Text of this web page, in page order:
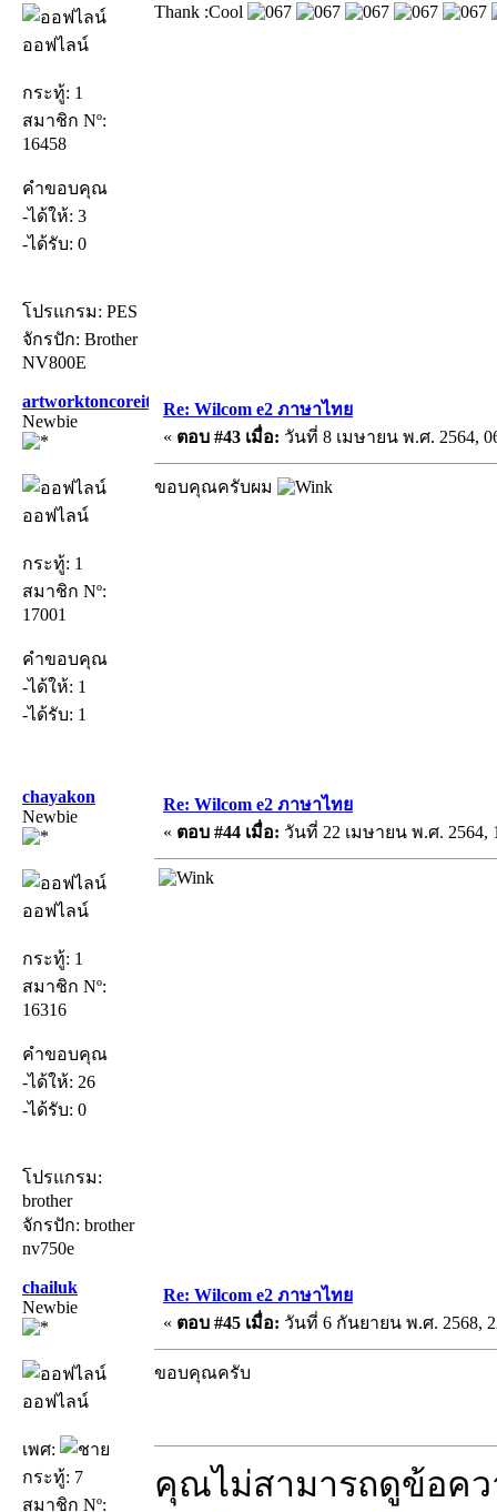
ออฟไลน์
กระทู้: 1
สมาชิก Nº:
16458
คำขอบคุณ
-ได้ให้: 3
-ได้รับ: 0
โปรแกรม: PES
จักรปัก: Brother
NV800E
Thank :Cool
artworktoncoreit
Newbie
ออฟไลน์
กระทู้: 1
สมาชิก Nº:
17001
คำขอบคุณ
-ได้ให้: 1
-ได้รับ: 1
Re: Wilcom e2 ภาษาไทย
« ตอบ #43 เมื่อ: วันที่ 8 เมษายน พ.ศ. 2564,
ขอบคุณครับผม
chayakon
Newbie
ออฟไลน์
กระทู้: 1
สมาชิก Nº:
16316
คำขอบคุณ
-ได้ให้: 26
-ได้รับ: 0
โปรแกรม:
brother
จักรปัก: brother
nv750e
Re: Wilcom e2 ภาษาไทย
« ตอบ #44 เมื่อ: วันที่ 22 เมษายน พ.ศ. 2564,
chailuk
Newbie
ออฟไลน์
เพศ:
กระทู้: 7
สมาชิก Nº:
Re: Wilcom e2 ภาษาไทย
« ตอบ #45 เมื่อ: วันที่ 6 กันยายน พ.ศ. 2568,
ขอบคุณครับ
คุณไม่สามารถดูข้อค